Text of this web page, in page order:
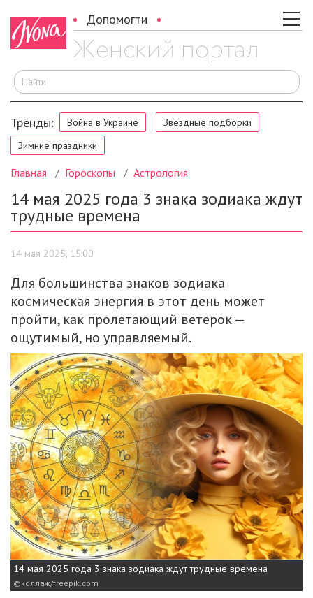
Допомогти
Тренды: Война в Украине
Звёздные подборки
Зимние праздники
Главная Гороскопы Астрология
14 мая 2025 года 3 знака зодиака ждут
трудные времена
14 мая 2025, 15:00
Для большинства знаков зодиака
космическая энергия в этот день может
пройти, как пролетающий ветерок —
ощутимый, но управляемый.
14 мая 2025 года 3 знака зодиака ждут трудные времена
коллаж/freepik.com